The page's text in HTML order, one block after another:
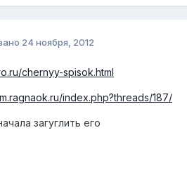
24 ноября, 2012
chernyy-spisok.html
index.php?threads/187/
загуглить его